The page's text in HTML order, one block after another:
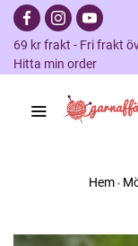
69 kr frakt - Fri frakt
Hitta min order
Hem